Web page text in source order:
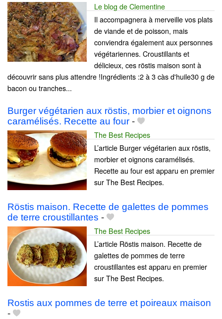
Le blog de Clementine
Il accompagnera à merveille vos plats
de viande et de poisson, mais
conviendra également aux personnes
végétariennes. Croustillants et
délicieux, ces röstis maison sont à
découvrir sans plus attendre !Ingrédients :2 à 3 càs d'huile30 g de
bacon ou tranches...
Burger végétarien aux röstis, morbier et oignons
caramélisés. Recette au four -
The Best Recipes
L’article Burger végétarien aux röstis,
morbier et oignons caramélisés.
Recette au four est apparu en premier
sur The Best Recipes.
Röstis maison. Recette de galettes de pommes
de terre croustillantes -
The Best Recipes
L’article Röstis maison. Recette de
galettes de pommes de terre
croustillantes est apparu en premier
sur The Best Recipes.
Rostis aux pommes de terre et poireaux maison
-